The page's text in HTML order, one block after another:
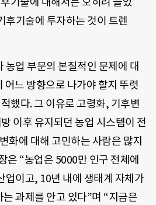
후기술에 투자하는 것이 트렌
농업 부문의 본질적인 문제에 대
어느 방향으로 나가야 할지 뚜렷
했다. 그 이유로 고령화, 기후변
이후 유지되던 농업 시스템이 전
화에 대해 고민하는 사람은 많지
은 “농업은 5000만 인구 전체에
업이고, 10년 내에 생태계 자체가
과제를 안고 있다”며 “지금은